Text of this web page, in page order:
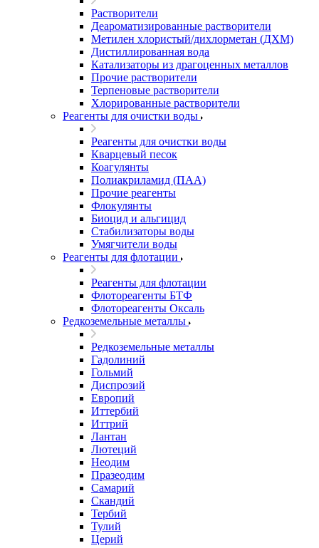
Растворители
Деароматизированные растворители
Метилен хлористый/дихлорметан (ДХМ)
Дистиллированная вода
Катализаторы из драгоценных металлов
Прочие растворители
Терпеновые растворители
Хлорированные растворители
Реагенты для очистки воды
Реагенты для очистки воды
Кварцевый песок
Коагулянты
Полиакриламид (ПАА)
Прочие реагенты
Флокулянты
Биоцид и альгицид
Стабилизаторы воды
Умягчители воды
Реагенты для флотации
Реагенты для флотации
Флотореагенты БТФ
Флотореагенты Оксаль
Редкоземельные металлы
Редкоземельные металлы
Гадолиний
Гольмий
Диспрозий
Европий
Иттербий
Иттрий
Лантан
Лютеций
Неодим
Празеодим
Самарий
Скандий
Тербий
Тулий
Церий